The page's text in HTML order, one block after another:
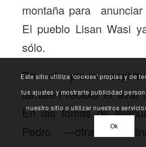
montaña para anunciar
El pueblo Lisan Wasi
sólo.
En el plano
también recibió el aval
En las tomas de
Pedro —otra
Este sitio utliliza 'cookies' propias y de
tus ajustes y mostrarte publicidad
nuestro sitio o utilizar nuestros
Ok